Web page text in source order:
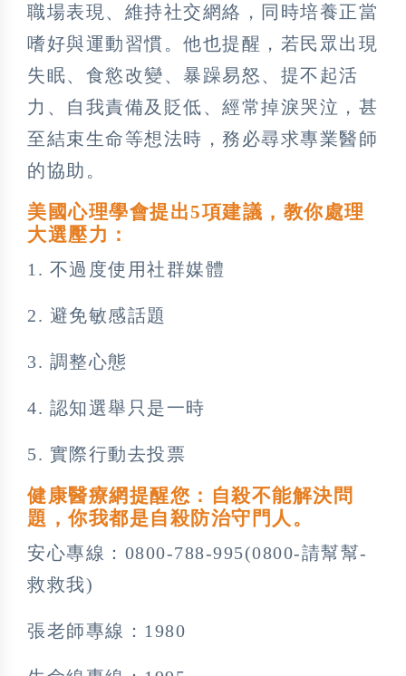
職場表現、維持社交網絡，同時培養正當
嗜好與運動習慣。他也提醒，若民眾出現
失眠、食慾改變、暴躁易怒、提不起活
力、自我責備及貶低、經常掉淚哭泣，甚
至結束生命等想法時，務必尋求專業醫師
的協助。
美國心理學會提出5項建議，教你處理
大選壓力：
1. 不過度使用社群媒體
2. 避免敏感話題
3. 調整心態
4. 認知選舉只是一時
5. 實際行動去投票
健康醫療網提醒您：自殺不能解決問
題，你我都是自殺防治守門人。
安心專線：0800-788-995(0800-請幫幫-
救救我)
張老師專線：1980